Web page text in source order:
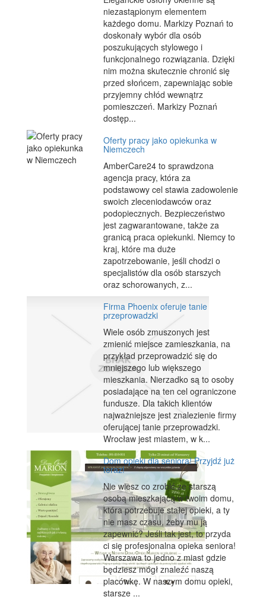
niezastąpionym elementem
każdego domu. Markizy Poznań to
doskonały wybór dla osób
poszukujących stylowego i
funkcjonalnego rozwiązania. Dzięki
nim można skutecznie chronić się
przed słońcem, zapewniając sobie
przyjemny chłód wewnątrz
pomieszczeń. Markizy Poznań
dostęp...
Oferty pracy jako opiekunka w
Niemczech
AmberCare24 to sprawdzona
agencja pracy, która za
podstawowy cel stawia zadowolenie
swoich zleceniodawców oraz
podopiecznych. Bezpieczeństwo
jest zagwarantowane, także za
granicą praca opiekunki. Niemcy to
kraj, które ma duże
zapotrzebowanie, jeśli chodzi o
specjalistów dla osób starszych
oraz schorowanych, z...
Firma Phoenix oferuje tanie
przeprowadzki
Wiele osób zmuszonych jest
zmienić miejsce zamieszkania, na
przykład przeprowadzić się do
mniejszego lub większego
mieszkania. Nierzadko są to osoby
posiadające na ten cel ograniczone
fundusze. Dla takich klientów
najważniejsze jest znalezienie firmy
oferującej tanie przeprowadzki.
Wrocław jest miastem, w k...
Dom opieki dla seniora! Przyjdź już
teraz!
Nie wiesz co zrobić ze starszą
osobą mieszkającą w twoim domu,
która potrzebuje stałej opieki, a ty
nie masz czasu, żeby mu ją
zapewnić? Jeśli tak jest, to przyda
ci się profesjonalna opieka seniora!
Warszawa to jedno z miast gdzie
będziesz mógł znaleźć naszą
placówkę. W naszym domu opieki,
starsze ...